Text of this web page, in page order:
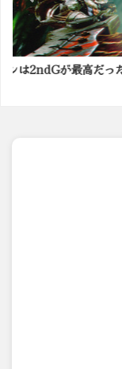
最高だった
モン
の余